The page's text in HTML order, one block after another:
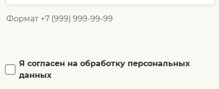
Формат +7 (999) 999-99-99
Я согласен на обработку персональных
данных